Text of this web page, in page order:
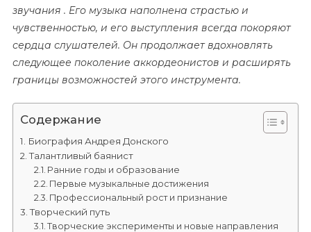
звучания . Его музыка наполнена страстью и
чувственностью, и его выступления всегда покоряют
сердца слушателей. Он продолжает вдохновлять
следующее поколение аккордеонистов и расширять
границы возможностей этого инструмента.
Содержание
Биография Андрея Донского
Талантливый баянист
Ранние годы и образование
Первые музыкальные достижения
Профессиональный рост и признание
Творческий путь
Творческие эксперименты и новые направления